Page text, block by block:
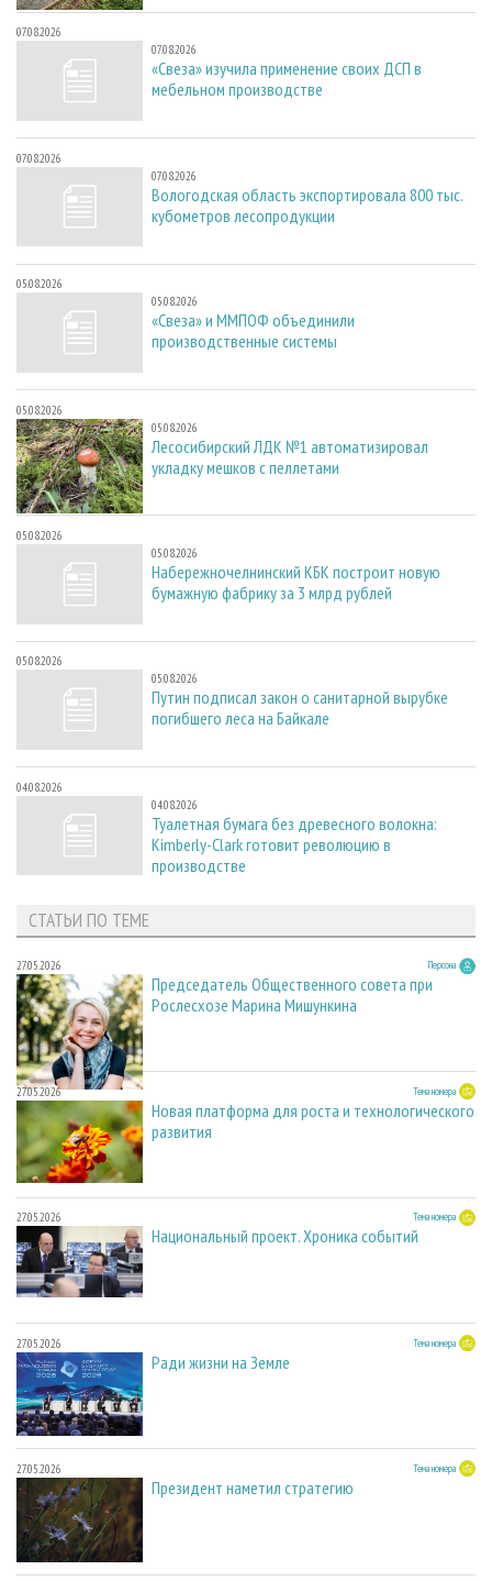
07.08.2026
07.08.2026
«Свеза» изучила применение своих ДСП в
мебельном производстве
07.08.2026
07.08.2026
Вологодская область экспортировала 800 тыс.
кубометров лесопродукции
05.08.2026
05.08.2026
«Свеза» и ММПОФ объединили
производственные системы
05.08.2026
05.08.2026
Лесосибирский ЛДК №1 автоматизировал
укладку мешков с пеллетами
05.08.2026
05.08.2026
Набережночелнинский КБК построит новую
бумажную фабрику за 3 млрд рублей
05.08.2026
05.08.2026
Путин подписал закон о санитарной вырубке
погибшего леса на Байкале
04.08.2026
04.08.2026
Туалетная бумага без древесного волокна:
Kimberly-Clark готовит революцию в
производстве
СТАТЬИ ПО ТЕМЕ
27.05.2026 Персона
Председатель Общественного совета при
Рослесхозе Марина Мишункина
27.05.2026 Тема номера
Новая платформа для роста и технологического
развития
27.05.2026 Тема номера
Национальный проект. Хроника событий
27.05.2026 Тема номера
Ради жизни на Земле
27.05.2026 Тема номера
Президент наметил стратегию